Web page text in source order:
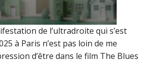
de l’ultradroite qui s’est
à Paris n’est pas loin de me
d’être dans le film The Blues